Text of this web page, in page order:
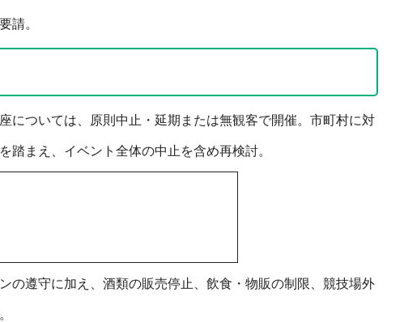
請。
については、原則中止・延期または無観客で開催。市町村に対
踏まえ、イベント全体の中止を含め再検討。
の遵守に加え、酒類の販売停止、飲食・物販の制限、競技場外